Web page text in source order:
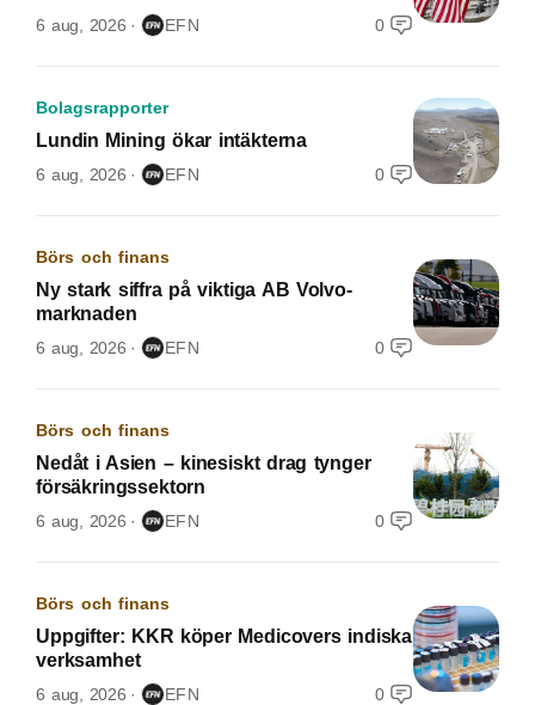
6 aug, 2026 EFN 0
Bolagsrapporter
Lundin Mining ökar intäkterna
6 aug, 2026 EFN 0
Börs och finans
Ny stark siffra på viktiga AB Volvo-
marknaden
6 aug, 2026 EFN 0
Börs och finans
Nedåt i Asien – kinesiskt drag tynger
försäkringssektorn
6 aug, 2026 EFN 0
Börs och finans
Uppgifter: KKR köper Medicovers indiska
verksamhet
6 aug, 2026 EFN 0